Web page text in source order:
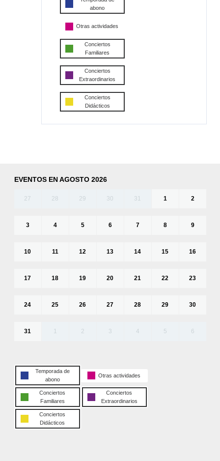
abono
Otras actividades
Conciertos
Familiares
Conciertos
Extraordinarios
Conciertos
Didácticos
EVENTOS EN AGOSTO 2026
27 28 29 30 31 1 2
3 4 5 6 7 8 9
10 11 12 13 14 15 16
17 18 19 20 21 22 23
24 25 26 27 28 29 30
31 1 2 3 4 5 6
Temporada de
abono
Otras actividades
Conciertos
Familiares
Conciertos
Extraordinarios
Conciertos
Didácticos